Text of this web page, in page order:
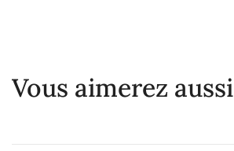
Vous aimerez aussi